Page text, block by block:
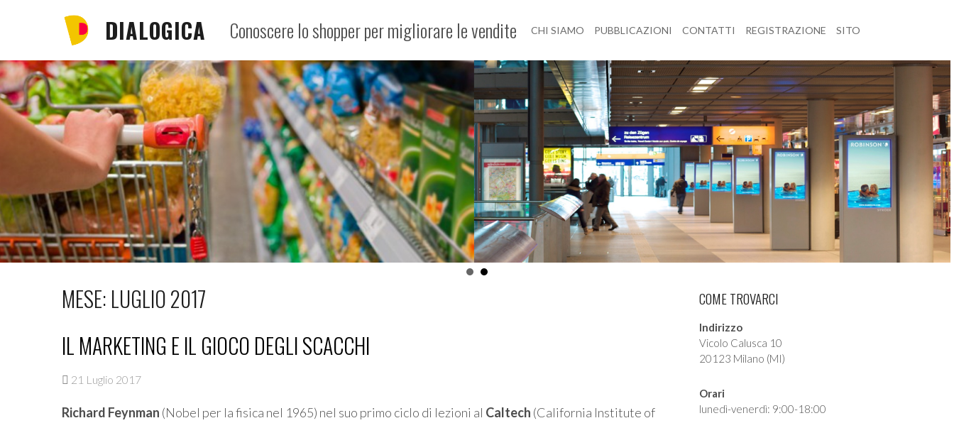
DIALOGICA Conoscere lo shopper per migliorare le vendite CHI SIAMO PUBBLICAZIONI CONTATTI REGISTRAZIONE SITO
MESE: LUGLIO 2017
IL MARKETING E IL GIOCO DEGLI SCACCHI
21 Luglio 2017
Richard Feynman (Nobel per la fisica nel 1965) nel suo primo ciclo di lezioni al Caltech (California Institute of
COME TROVARCI
Indirizzo
Vicolo Calusca 10
20123 Milano (MI)
Orari
lunedì-venerdì: 9:00-18:00